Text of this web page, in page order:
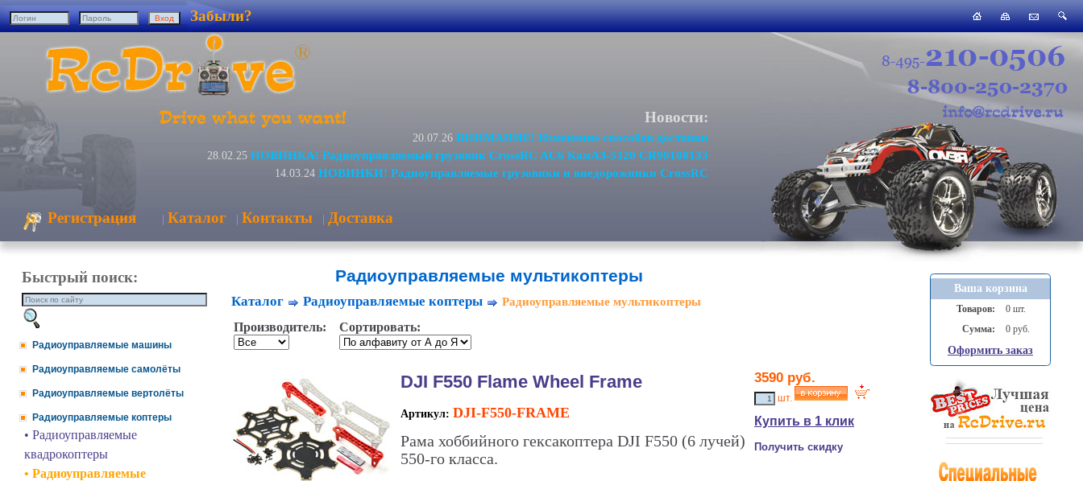
Забыли?
Новости:
20.07.26 ВНИМАНИЕ! Изменение способов доставки
28.02.25 НОВИНКА! Радиоуправляемый грузовик CrossRC AC6 КамАЗ-5320 CR90100133
14.03.24 НОВИНКИ! Радиоуправляемые грузовики и внедорожники CrossRC
Регистрация | Каталог | Контакты | Доставка
Быстрый поиск:
Радиоуправляемые машины
Радиоуправляемые самолёты
Радиоуправляемые вертолёты
Радиоуправляемые коптеры
• Радиоуправляемые
квадрокоптеры
• Радиоуправляемые
Радиоуправляемые мультикоптеры
Каталог Радиоуправляемые коптеры
Радиоуправляемые мультикоптеры
Производитель:
Сортировать:
DJI F550 Flame Wheel Frame
Артикул: DJI-F550-FRAME
Рама хоббийного гексакоптера DJI F550 (6 лучей)
550-го класса.
3590 руб.
шт.
Купить в 1 клик
Получить скидку
Ваша корзина
Товаров:
0 шт.
Сумма:
0 руб.
Оформить заказ